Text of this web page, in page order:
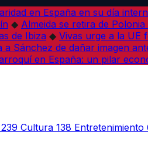
en España en su día
◆ Almeida se retira de
de Ibiza ◆ Vivas urge a la UE
a Sánchez de dañar imagen
en España: un pilar
239 Cultura 138 Entretenimiento